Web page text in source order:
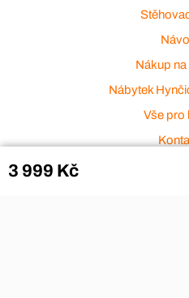
3 999 Kč
Nákup
Nábytek
Vše pro
Přijímáme